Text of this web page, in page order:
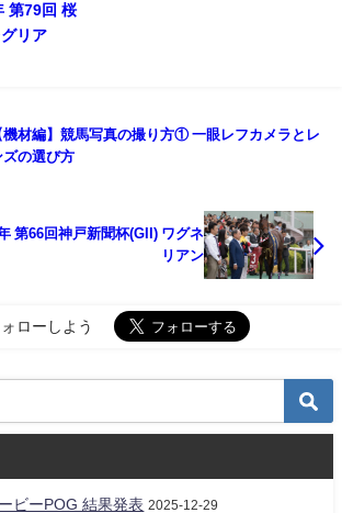
第79回 桜
リア
機材編】競馬写真の撮り方① 一眼レフカメラとレ
ズの選び方
第66回神戸新聞杯(GII) ワグネ
リアン
ローしよう
ビーPOG 結果発表 2025-12-29